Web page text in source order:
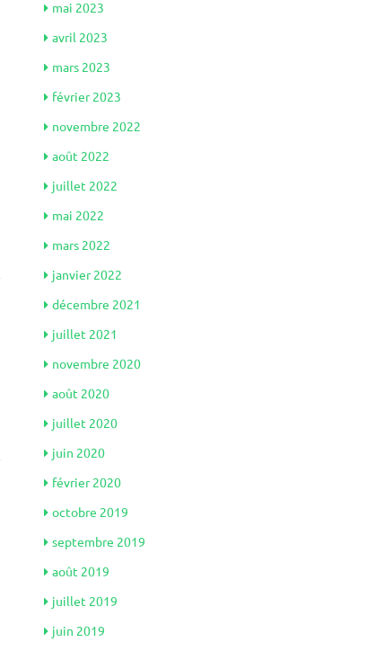
mai 2023
avril 2023
mars 2023
février 2023
novembre 2022
août 2022
juillet 2022
mai 2022
mars 2022
janvier 2022
décembre 2021
juillet 2021
novembre 2020
août 2020
juillet 2020
juin 2020
février 2020
octobre 2019
septembre 2019
août 2019
juillet 2019
juin 2019